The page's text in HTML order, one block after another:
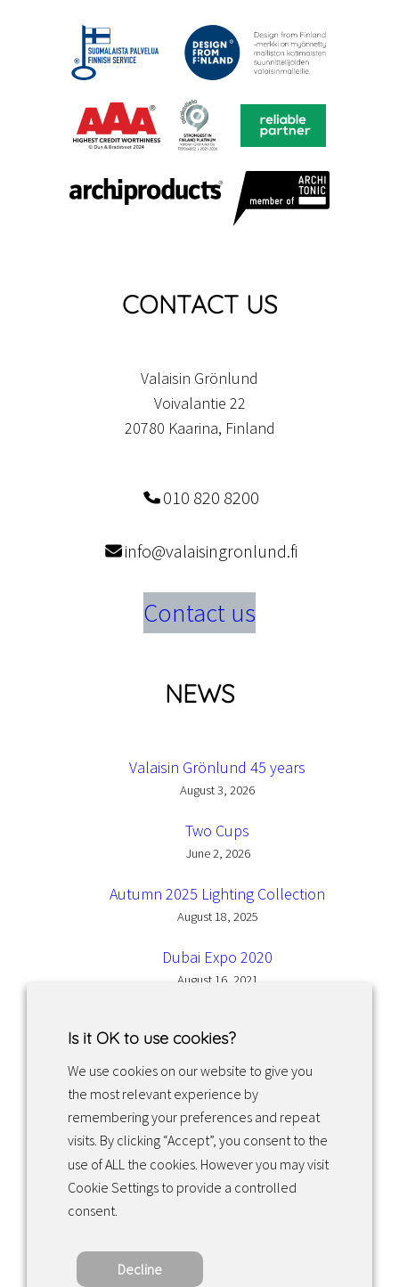
CONTACT US
Valaisin Grönlund
Voivalantie 22
20780 Kaarina, Finland
010 820 8200
info@valaisingronlund.fi
Contact us
NEWS
Valaisin Grönlund 45 years
August 3, 2026
Two Cups
June 2, 2026
Autumn 2025 Lighting Collection
August 18, 2025
Dubai Expo 2020
August 16, 2021
Facebook InstagramLinkedIn
Returns & exchanges
Copyright ©2022 · Valaisin Grönlund – All
Is it OK to use cookies?
We use cookies on our website to give you
the most relevant experience by
remembering your preferences and repeat
visits. By clicking “Accept”, you consent to the
use of ALL the cookies. However you may visit
Cookie Settings to provide a controlled
consent.
Decline